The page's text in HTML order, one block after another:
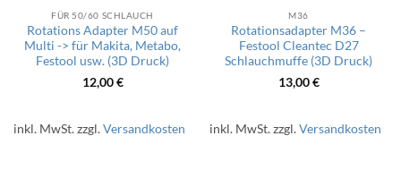
FÜR 50/60 SCHLAUCH
Rotations Adapter M50 auf
Multi -> für Makita, Metabo,
Festool usw. (3D Druck)
12,00€
inkl. MwSt.zzgl.Versandkosten
M36
Rotationsadapter M36 –
Festool Cleantec D27
Schlauchmuffe (3D Druck)
13,00€
inkl. MwSt.zzgl.Versandkosten